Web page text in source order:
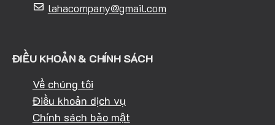
lahacompany@gmail.com
ĐIỀU KHOẢN & CHÍNH SÁCH
Về chúng tôi
Điều khoản dịch vụ
Chính sách bảo mật